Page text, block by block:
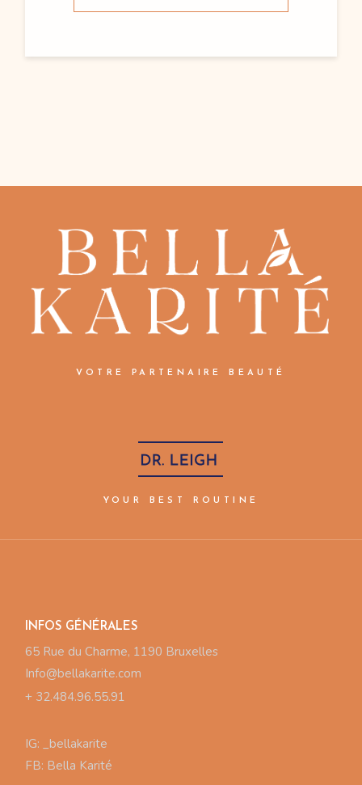
VOTRE PARTENAIRE BEAUTÉ
YOUR BEST ROUTINE
INFOS GÉNÉRALES
65 Rue du Charme, 1190 Bruxelles
Info@bellakarite.com
+ 32.484.96.55.91
IG: _bellakarite
FB: Bella Karité